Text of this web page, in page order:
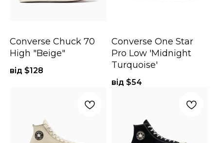
Converse Chuck 70
High "Beige"
від $128
Converse One Star
Pro Low 'Midnight
Turquoise'
від $54